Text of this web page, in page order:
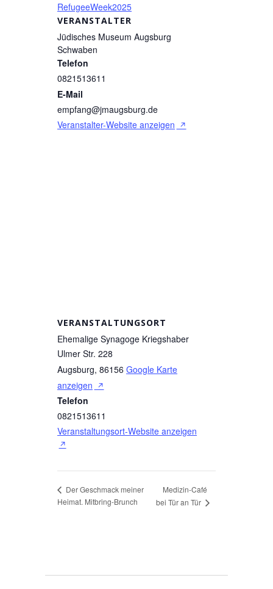
RefugeeWeek2025
VERANSTALTER
Jüdisches Museum Augsburg
Schwaben
Telefon
0821513611
E-Mail
empfang@jmaugsburg.de
Veranstalter-Website anzeigen
VERANSTALTUNGSORT
Ehemalige Synagoge Kriegshaber
Ulmer Str. 228
Augsburg, 86156 Google Karte
anzeigen
Telefon
0821513611
Veranstaltungsort-Website anzeigen
Der Geschmack meiner
Heimat. Mitbring-Brunch
Medizin-Café
bei Tür an Tür